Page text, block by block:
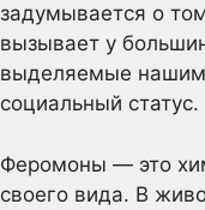
задумывается о
вызывает у
выделяемые
социальный статус.
Феромоны — это
своего вида. В